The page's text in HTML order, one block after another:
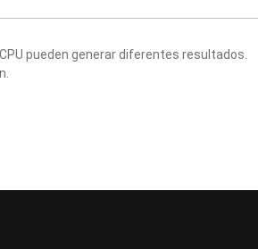
pueden generar diferentes resultados.